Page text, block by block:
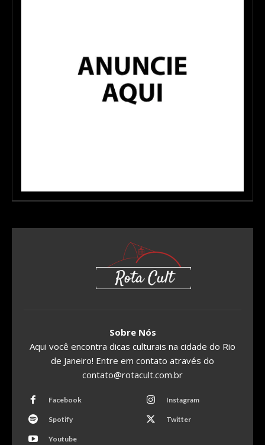
Sobre Nós
Aqui você encontra dicas culturais na cidade do Rio
de Janeiro! Entre em contato através do
contato@rotacult.com.br
Facebook Instagram
Spotify Twitter
Youtube